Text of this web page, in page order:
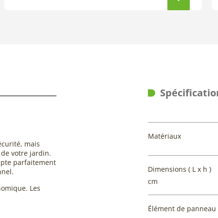
mais
votre jardin.
parfaitement
Les
Matériaux
Dimensions ( L x h )
cm
Élément de panneau